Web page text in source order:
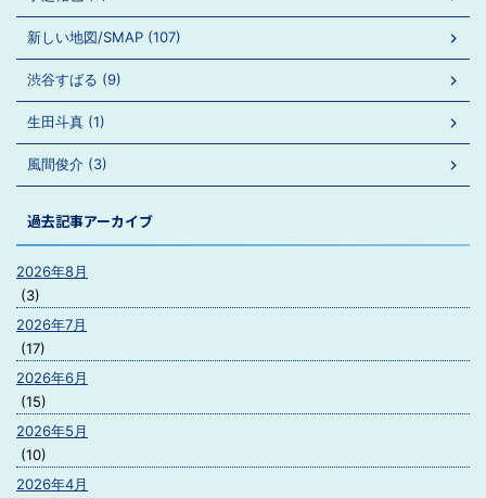
新しい地図/SMAP (107)
渋谷すばる (9)
生田斗真 (1)
風間俊介 (3)
過去記事アーカイブ
2026年8月
(3)
2026年7月
(17)
2026年6月
(15)
2026年5月
(10)
2026年4月